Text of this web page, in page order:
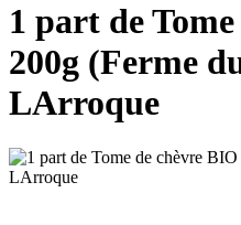
1 part de
200g (Ferme
LArroque